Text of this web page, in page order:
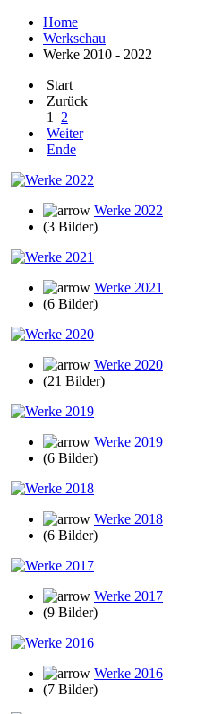
Home
Werkschau
Werke 2010 - 2022
Start
Zurück
1
2
Weiter
Ende
Werke 2022
(3 Bilder)
Werke 2021
(6 Bilder)
Werke 2020
(21 Bilder)
Werke 2019
(6 Bilder)
Werke 2018
(6 Bilder)
Werke 2017
(9 Bilder)
Werke 2016
(7 Bilder)